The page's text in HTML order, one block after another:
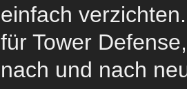
einfach
für Tower
nach und nach